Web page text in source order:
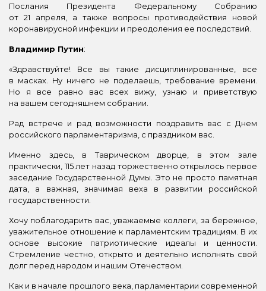
Послания Президента Федеральному Собранию
от 21 апреля, а также вопросы противодействия новой
коронавирусной инфекции и преодоления ее последствий.
Владимир Путин:
«Здравствуйте! Все вы такие дисциплинированные, все
в масках. Ну ничего не поделаешь, требование времени.
Но я все равно вас всех вижу, узнаю и приветствую
на вашем сегодняшнем собрании.
Рад встрече и рад возможности поздравить вас с Днем
российского парламентаризма, с праздником вас.
Именно здесь, в Таврическом дворце, в этом зале
практически, 115 лет назад торжественно открылось первое
заседание Государственной Думы. Это не просто памятная
дата, а важная, значимая веха в развитии российской
государственности.
Хочу поблагодарить вас, уважаемые коллеги, за бережное,
уважительное отношение к парламентским традициям. В их
основе высокие патриотические идеалы и ценности.
Стремление честно, открыто и деятельно исполнять свой
долг перед народом и нашим Отечеством.
Как и в начале прошлого века, парламентарии современной